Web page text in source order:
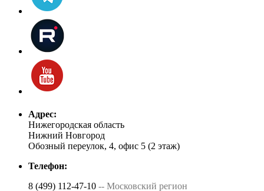
Адрес:
Нижегородская область
Нижний Новгород
Обозный переулок, 4, офис 5 (2 этаж)
Телефон:
8 (499) 112-47-10 -- Московский регион